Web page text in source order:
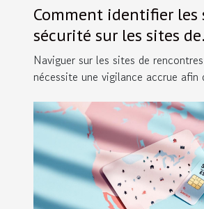
Comment identifier les
sécurité sur les sites de
rencontres adultes ?
Naviguer sur les sites de
nécessite une vigilance accrue afin